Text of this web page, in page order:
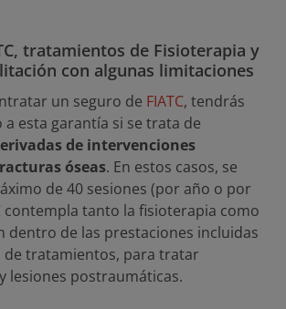
tratamientos de Fisioterapia y
con algunas limitaciones
un seguro de FIATC, tendrás
a esta garantía si se trata de
de intervenciones
óseas. En estos casos, se
de 40 sesiones (por año o por
contempla tanto la fisioterapia como
dentro de las prestaciones incluidas
de tratamientos, para tratar
lesiones postraumáticas.